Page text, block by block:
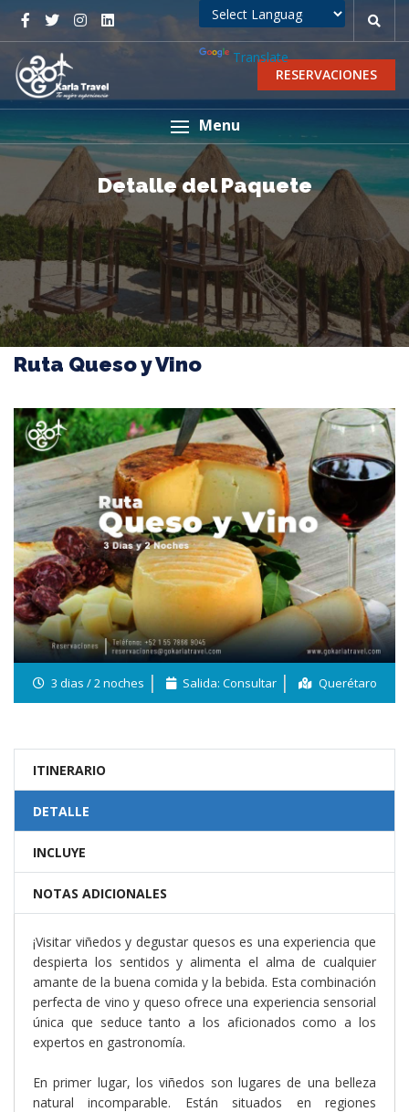
RESERVACIONES
Menu
Powered by
Translate
Detalle del Paquete
Ruta Queso y Vino
3 dias / 2 noches Salida: Consultar Querétaro
ITINERARIO
DETALLE
INCLUYE
NOTAS ADICIONALES
¡Visitar viñedos y degustar quesos es una experiencia que
despierta los sentidos y alimenta el alma de cualquier
amante de la buena comida y la bebida. Esta combinación
perfecta de vino y queso ofrece una experiencia sensorial
única que seduce tanto a los aficionados como a los
expertos en gastronomía.
En primer lugar, los viñedos son lugares de una belleza
natural incomparable. Están situados en regiones